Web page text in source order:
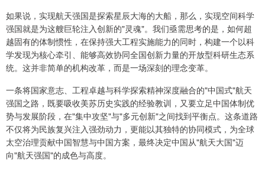
如果说，实现航天强国是探索星辰大海的大船，那么，实现空间科学
强国就是为这艘巨轮注入创新的"灵魂"。我们亟需思考的是，如何超
越固有的体制惯性，在保持强大工程实施能力的同时，构建一个以科
学发现为核心牵引、能够高效协同全国创新力量的开放型科研生态系
统。这并非简单的机构改革，而是一场深刻的理念变革。
一条将国家意志、工程卓越与科学探索精神深度融合的"中国式"航天
强国之路，既要吸收美苏历史实践的经验教训，又要立足中国体制优
势与发展阶段，在"集中攻坚"与"多元创新"之间找到平衡点。这条道路
不仅将为民族复兴注入强劲动力，更能以其独特的协同模式，为全球
太空治理贡献中国智慧与中国方案，最终决定中国从"航天大国"迈
向"航天强国"的成色与高度。